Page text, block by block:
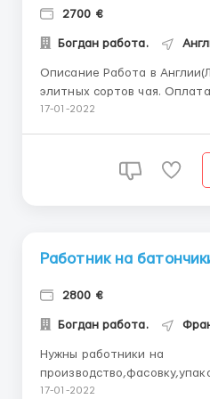
2700 €
Богдан работа.
Описание Работа в Англии(Лондон) Упаковка
элитных сортов чая. Оплата труда : 13.5 евро в час
Работник склада
накладные, так же
17-01-2022
Работник на
2800 €
Богдан работа.
Нужны работники на
батончиков
17-01-2022